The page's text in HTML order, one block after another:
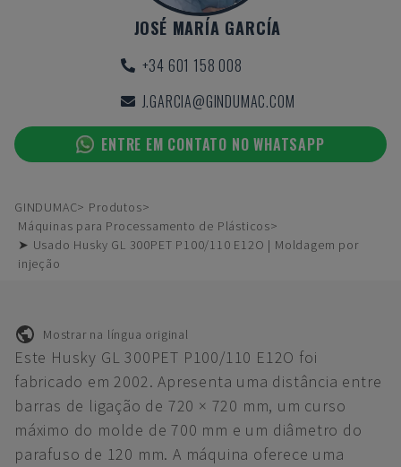
JOSÉ MARÍA GARCÍA
+34 601 158 008
J.GARCIA@GINDUMAC.COM
ENTRE EM CONTATO NO WHATSAPP
GINDUMAC
Produtos
Máquinas para Processamento de Plásticos
➤ Usado Husky GL 300PET P100/110 E12O | Moldagem por
injeção
Mostrar na língua original
Este Husky GL 300PET P100/110 E12O foi
fabricado em 2002. Apresenta uma distância entre
barras de ligação de 720 × 720 mm, um curso
máximo do molde de 700 mm e um diâmetro do
parafuso de 120 mm. A máquina oferece uma